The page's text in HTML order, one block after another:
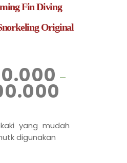
Fin Diving
Original
–
yang mudah
digunakan